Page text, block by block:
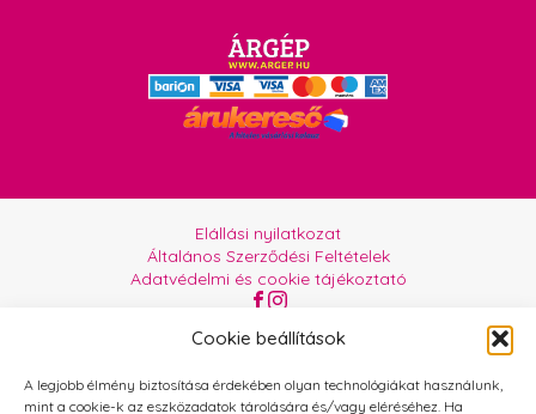
Cookie beállítások
A legjobb élmény biztosítása érdekében olyan technológiákat használunk,
mint a cookie-k az eszközadatok tárolására és/vagy eléréséhez. Ha
Elállási nyilatkozat
Általános Szerződési Feltételek
Adatvédelmi és cookie tájékoztató